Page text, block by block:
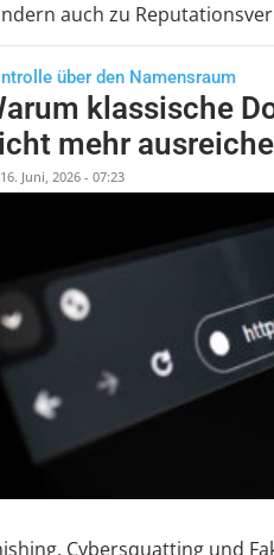
auch zu
über den Namensraum
klassische
mehr
16. Juni, 2026 - 07:23
Cybersquatting und